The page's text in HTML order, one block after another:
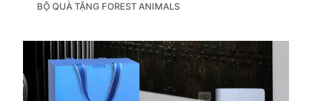
BỘ QUÀ TẶNG FOREST ANIMALS